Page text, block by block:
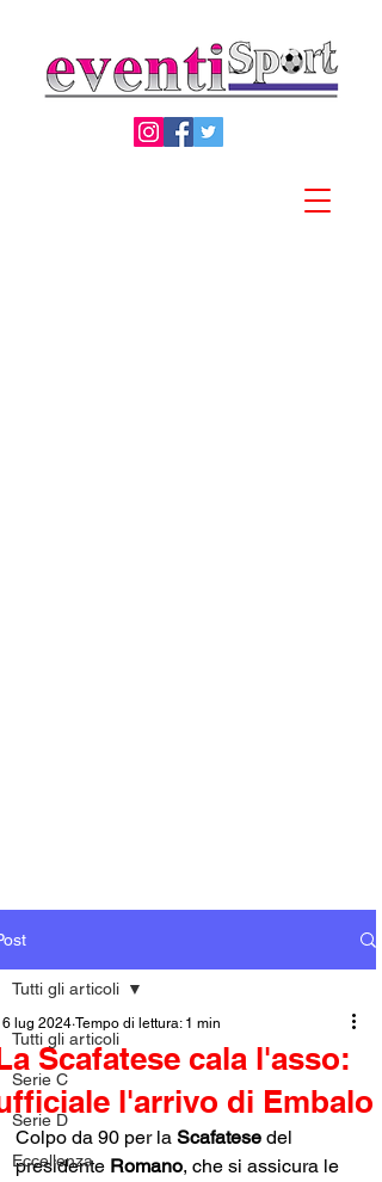
Tutti gli articoli
Serie C
Serie D
Eccellenza
Tutti gli articoli
Scafatese cala l'asso:
l'arrivo di Embalo
lug 2024 Tempo di lettura: 1 min
Colpo da 90 per la Scafatese del
presidente Romano, che si assicura le